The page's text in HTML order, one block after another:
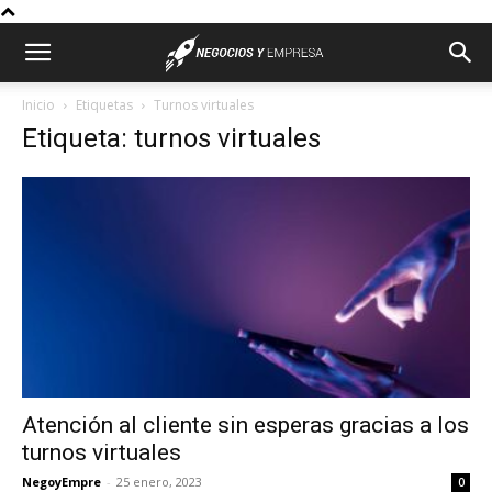
Inicio Etiquetas Turnos virtuales
Etiqueta: turnos virtuales
Atención al cliente sin esperas gracias a los
turnos virtuales
NegoyEmpre - 25 enero, 2023 0